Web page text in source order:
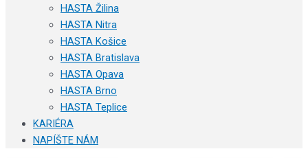
HASTA Žilina
HASTA Nitra
HASTA Košice
HASTA Bratislava
HASTA Opava
HASTA Brno
HASTA Teplice
KARIÉRA
NAPÍŠTE NÁM